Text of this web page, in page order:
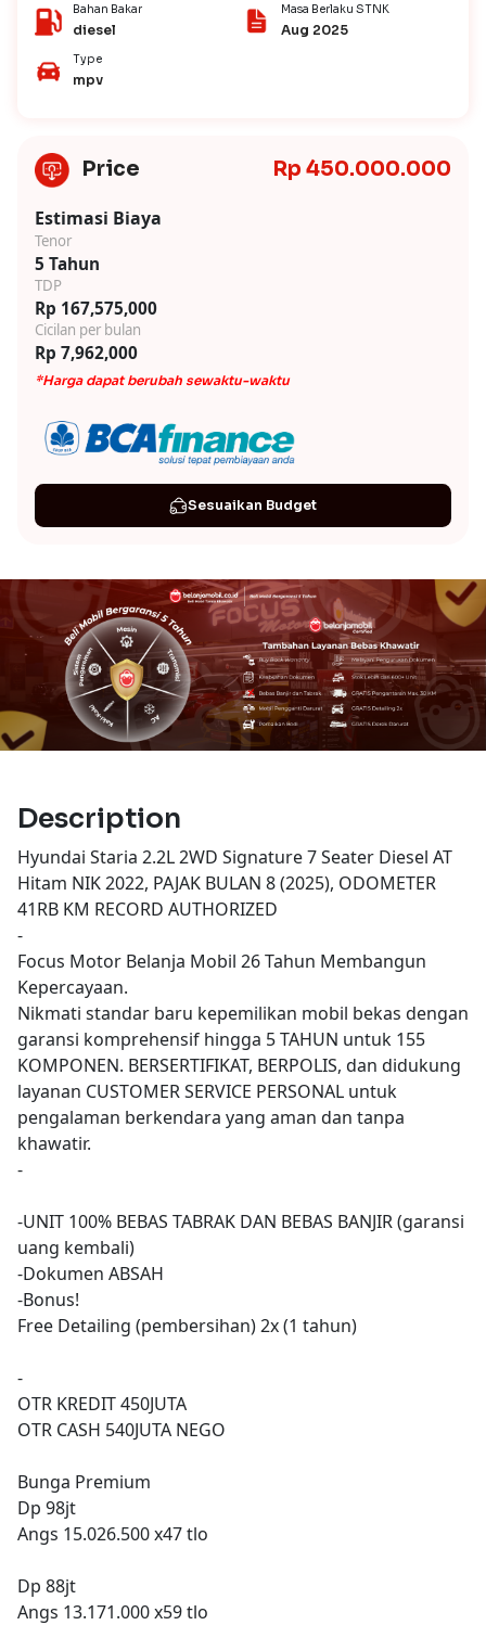
Bahan Bakar
diesel
Masa Berlaku STNK
Aug 2025
Type
mpv
Price Rp 450.000.000
Estimasi Biaya
Tenor
5 Tahun
TDP
Rp 167,575,000
Cicilan per bulan
Rp 7,962,000
*Harga dapat berubah sewaktu-waktu
Sesuaikan Budget
Description
Hyundai Staria 2.2L 2WD Signature 7 Seater Diesel AT
Hitam NIK 2022, PAJAK BULAN 8 (2025), ODOMETER
41RB KM RECORD AUTHORIZED
-
Focus Motor Belanja Mobil 26 Tahun Membangun
Kepercayaan.
Nikmati standar baru kepemilikan mobil bekas dengan
garansi komprehensif hingga 5 TAHUN untuk 155
KOMPONEN. BERSERTIFIKAT, BERPOLIS, dan didukung
layanan CUSTOMER SERVICE PERSONAL untuk
pengalaman berkendara yang aman dan tanpa
khawatir.
-
-UNIT 100% BEBAS TABRAK DAN BEBAS BANJIR (garansi
uang kembali)
-Dokumen ABSAH
-Bonus!
Free Detailing (pembersihan) 2x (1 tahun)
-
OTR KREDIT 450JUTA
OTR CASH 540JUTA NEGO
Bunga Premium
Dp 98jt
Angs 15.026.500 x47 tlo
Dp 88jt
Angs 13.171.000 x59 tlo